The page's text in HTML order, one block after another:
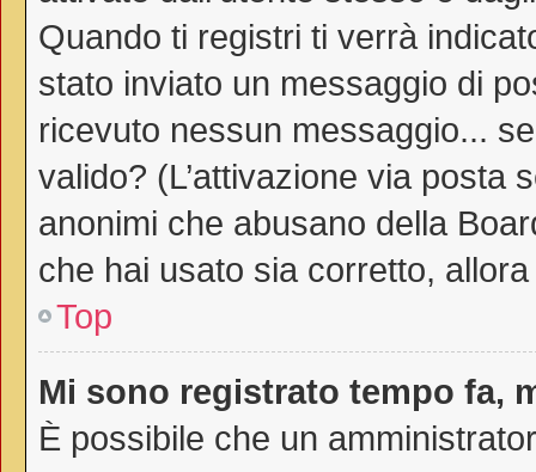
Quando ti registri ti verrà
stato inviato un messaggio di
ricevuto nessun messaggio...
valido? (L’attivazione via posta
anonimi che abusano della
che hai usato sia corretto,
Top
Mi sono registrato tempo fa,
È possibile che un